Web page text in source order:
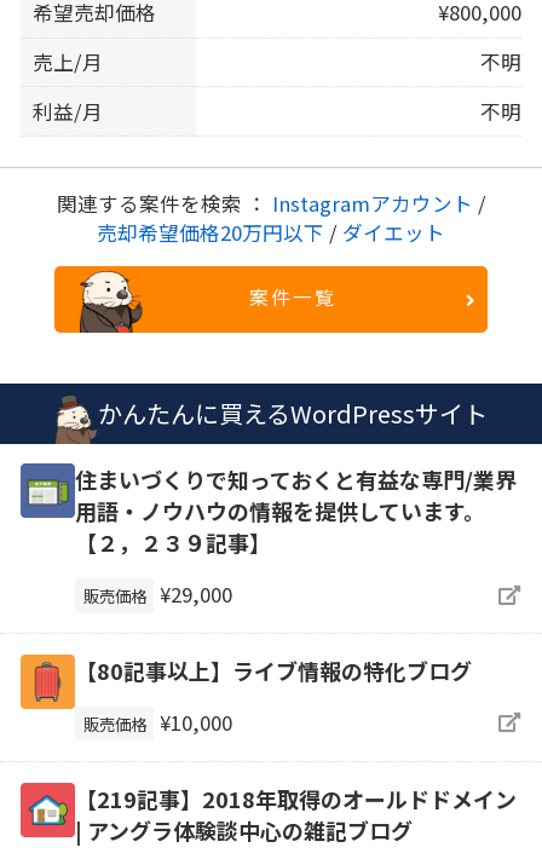
希望売却価格
¥800,000
売上/月
不明
利益/月
不明
関連する案件を検索 ： Instagramアカウント /
売却希望価格20万円以下 / ダイエット
案件一覧
かんたんに買えるWordPressサイト
住まいづくりで知っておくと有益な専門/業界
用語・ノウハウの情報を提供しています。
【２，２３９記事】
販売価格 ¥29,000
【80記事以上】ライブ情報の特化ブログ
販売価格 ¥10,000
【219記事】2018年取得のオールドドメイン
| アングラ体験談中心の雑記ブログ